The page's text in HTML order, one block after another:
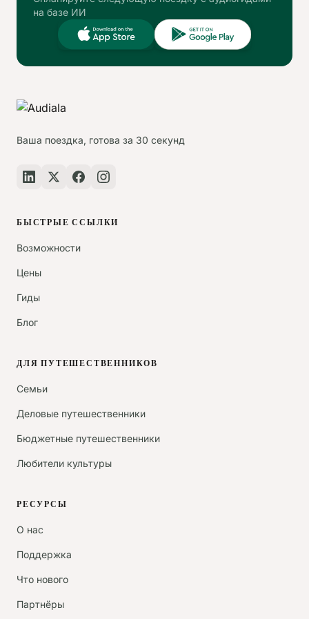
на базе ИИ
Ваша поездка, готова за 30 секунд
БЫСТРЫЕ ССЫЛКИ
Возможности
Цены
Гиды
Блог
ДЛЯ ПУТЕШЕСТВЕННИКОВ
Семьи
Деловые путешественники
Бюджетные путешественники
Любители культуры
РЕСУРСЫ
О нас
Поддержка
Что нового
Партнёры